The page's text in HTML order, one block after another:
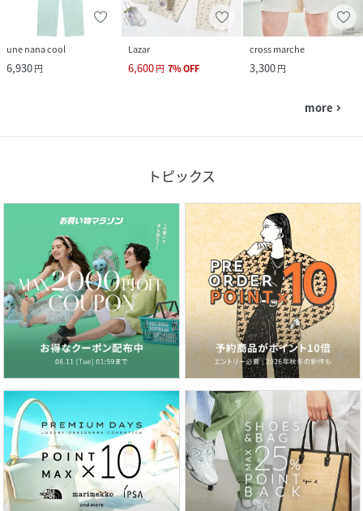
une nana cool
6,930円
Lazar
6,600円 7%OFF
cross marche
3,300円
more navigate_next
トピックス